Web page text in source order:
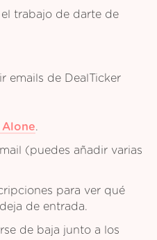
trabajo de darte de
emails de DealTicker
Alone.
(puedes añadir varias
para ver qué
de entrada.
de baja junto a los